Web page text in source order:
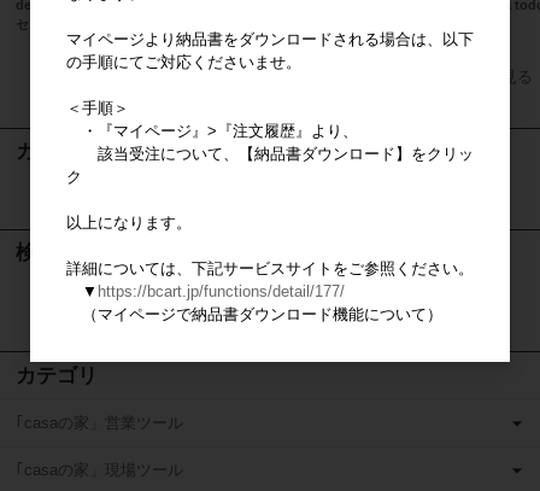
design casa 営業ツール ベーシック
セット
casa
すべてのおすすめ商品を見る
カート
検索
検索
カテゴリ
｢casaの家」営業ツール
｢casaの家」現場ツール
マイページより納品書をダウンロードされる場合は、以下
の手順にてご対応くださいませ。
＜手順＞
・『マイページ』>『注文履歴』より、
該当受注について、【納品書ダウンロード】をクリッ
ク
以上になります。
詳細については、下記サービスサイトをご参照ください。
▼ https://bcart.jp/functions/detail/177/
（マイページで納品書ダウンロード機能について）